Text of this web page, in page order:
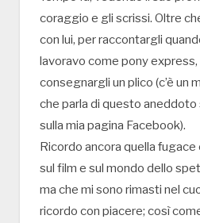
coraggio e gli scrissi. Oltre
con lui, per raccontargli
lavoravo come pony express,
consegnargli un plico (c’è un
che parla di questo aneddoto
sulla mia pagina Facebook).
Ricordo ancora quella fugace
sul film e sul mondo dello
ma che mi sono rimasti nel
ricordo con piacere; così